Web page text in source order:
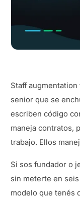
Staff
senior que se
escriben código
maneja contratos,
trabajo. Ellos
Si sos fundador o
sin meterte en
modelo que tenés